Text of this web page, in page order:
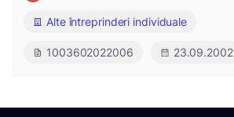
Alte întreprinderi individuale
1003602022006 23.09.2002